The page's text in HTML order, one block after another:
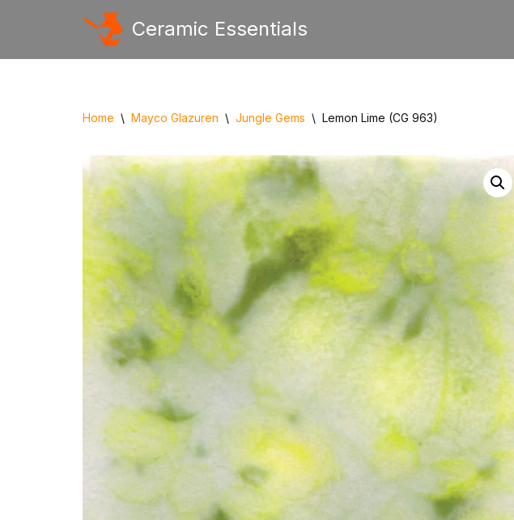
naar
Ceramic Essentials
Home \ Mayco Glazuren \ Jungle Gems \ Lemon Lime (CG 963)